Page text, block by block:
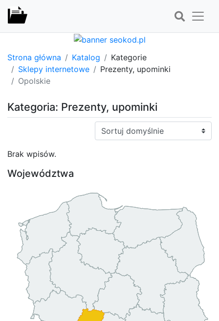
Strona główna Katalog
Kategorie
Sklepy internetowe
Prezenty, upominki
Opolskie
Kategoria: Prezenty, upominki
Sortuj:
Brak wpisów.
Województwa